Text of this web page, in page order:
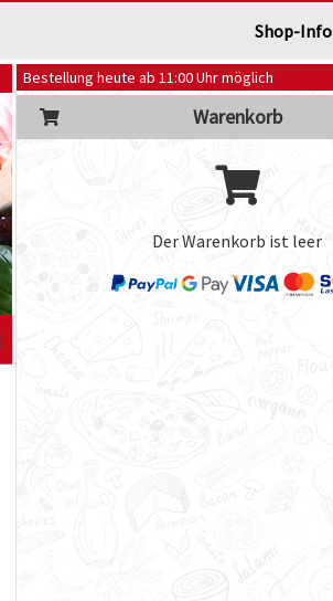
Shop-Info
Bestellung heute ab 11:00 Uhr möglich
Warenkorb
Der Warenkorb ist leer